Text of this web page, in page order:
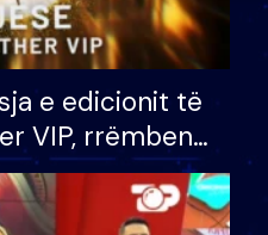
e edicionit të
VIP, rrëmben
100 mijë eurosh